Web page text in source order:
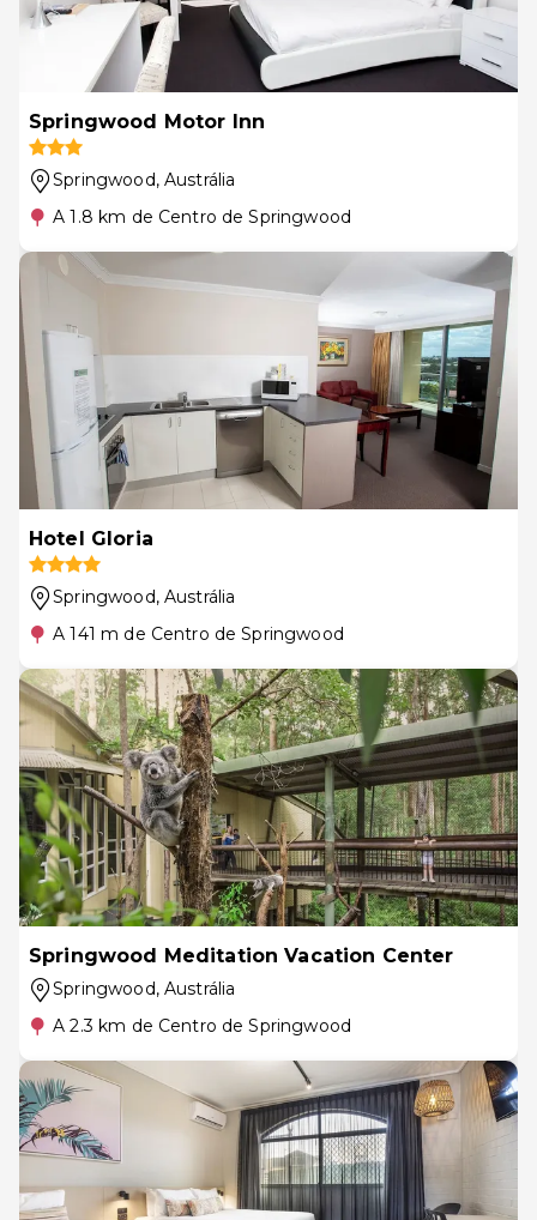
Springwood Motor Inn
Springwood, Austrália
A 1.8 km de Centro de Springwood
Hotel Gloria
Springwood, Austrália
A 141 m de Centro de Springwood
Springwood Meditation Vacation Center
Springwood, Austrália
A 2.3 km de Centro de Springwood